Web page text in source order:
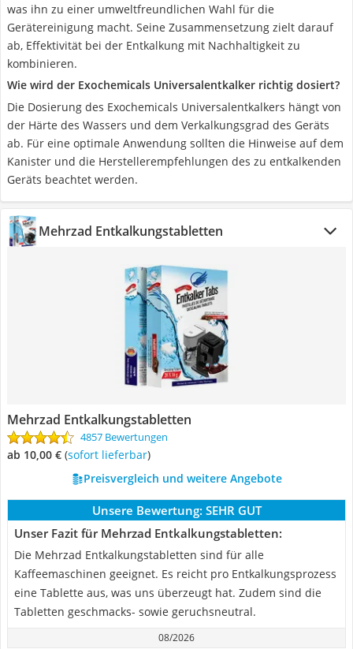
was ihn zu einer umweltfreundlichen Wahl für die
Gerätereinigung macht. Seine Zusammensetzung zielt darauf
ab, Effektivität bei der Entkalkung mit Nachhaltigkeit zu
kombinieren.
Wie wird der Exochemicals Universalentkalker richtig dosiert?
Die Dosierung des Exochemicals Universalentkalkers hängt von
der Härte des Wassers und dem Verkalkungsgrad des Geräts
ab. Für eine optimale Anwendung sollten die Hinweise auf dem
Kanister und die Herstellerempfehlungen des zu entkalkenden
Geräts beachtet werden.
Mehrzad Entkalkungstabletten
Mehrzad Entkalkungstabletten
4857 Bewertungen
ab 10,00 € ( Sofort lieferbar)
Preisvergleich und weitere Angebote
Unsere Bewertung: SEHR GUT
Unser Fazit für Mehrzad Entkalkungstabletten:
Die Mehrzad Entkalkungstabletten sind für alle
Kaffeemaschinen geeignet. Es reicht pro Entkalkungsprozess
eine Tablette aus, was uns überzeugt hat. Zudem sind die
Tabletten geschmacks- sowie geruchsneutral.
08/2026